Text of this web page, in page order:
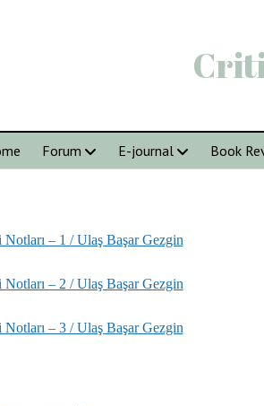
Forum E-journal Book
– 1 / Ulaş Başar Gezgin
– 2 / Ulaş Başar Gezgin
– 3 / Ulaş Başar Gezgin